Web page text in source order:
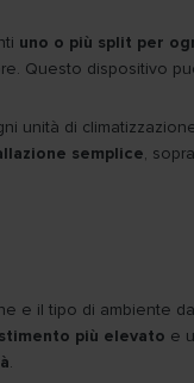
uno o più split per
Questo dispositivo
unità di
semplice,
e il tipo di ambiente
più elevato e
.